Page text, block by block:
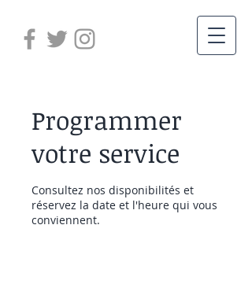
Programmer
votre service
Consultez nos disponibilités et
réservez la date et l'heure qui vous
conviennent.